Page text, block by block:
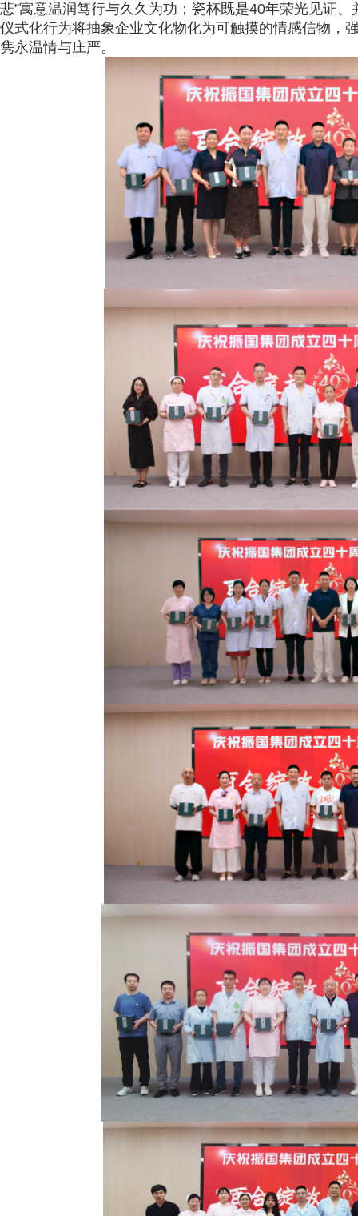
悲”寓意温润笃行与久久为功；瓷杯既是40年荣光见证
仪式化行为将抽象企业文化物化为可触摸的情感信物，
隽永温情与庄严。